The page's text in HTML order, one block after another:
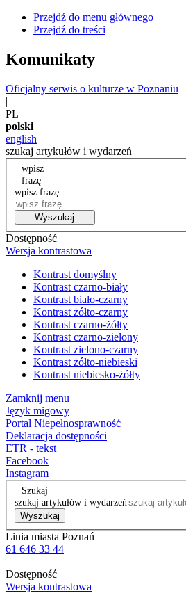
Przejdź do menu głównego
Przejdź do treści
Komunikaty
Oficjalny serwis o kulturze w Poznaniu
|
PL
polski
english
szukaj artykułów i wydarzeń
wpisz
frazę
wpisz frazę
Wyszukaj
Dostępność
Wersja kontrastowa
Kontrast domyślny
Kontrast czarno-biały
Kontrast biało-czarny
Kontrast żółto-czarny
Kontrast czarno-żółty
Kontrast czarno-zielony
Kontrast zielono-czarny
Kontrast żółto-niebieski
Kontrast niebiesko-żółty
Zamknij menu
Język migowy
Portal Niepełnosprawność
Deklaracja dostępności
ETR - tekst
Facebook
Instagram
Szukaj
szukaj artykułów i wydarzeń
Wyszukaj
Linia miasta Poznań
61 646 33 44
Dostępność
Wersja kontrastowa